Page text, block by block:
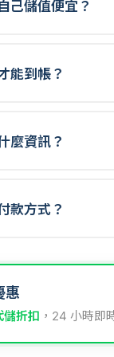
己儲值便宜？
能到帳？
麼資訊？
款方式？
惠
儲折扣 ，24 小時即